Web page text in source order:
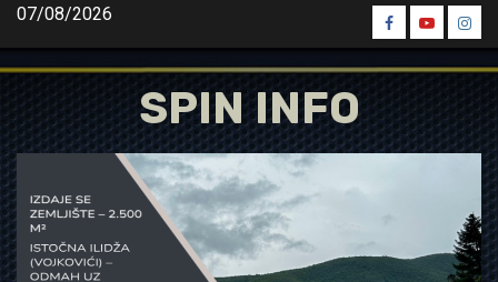
Skip
content
07/08/2026
Spin
Facebook
Spin
Youtube
Spin
SPIN INFO